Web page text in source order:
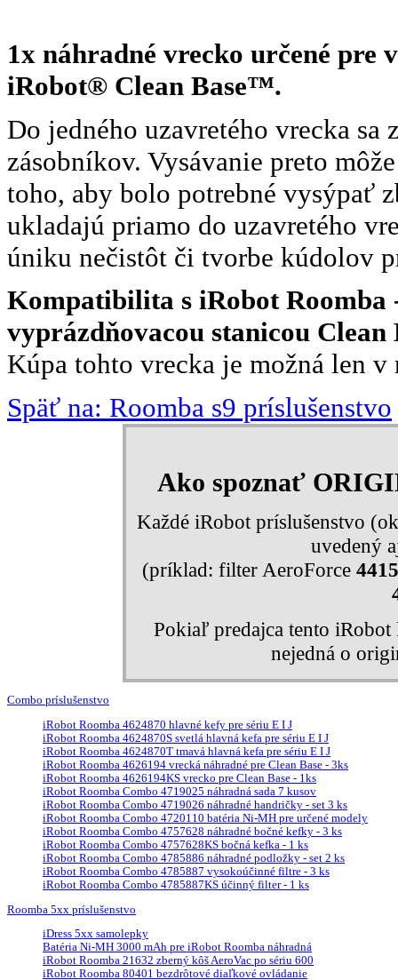
1x náhradné vrecko určené pre
iRobot® Clean Base™.
Do jedného uzavretého vrecka sa
zásobníkov. Vysávanie preto
toho, aby bolo potrebné vysýpať
ukladajú priamo do uzavretého
úniku nečistôt či tvorbe kúdolov
Kompatibilita s iRobot Roomba
vyprázdňovacou stanicou Clean
Kúpa tohto vrecka je možná len
Späť na: Roomba s9 príslušenstvo
Ako spoznať
Každé iRobot príslušenstvo
uvedený
(príklad: filter AeroForce
Pokiaľ predajca tento
nejedná o
Combo príslušenstvo
iRobot Roomba 4624870 hlavné kefy pre sériu E I J
iRobot Roomba 4624870S svetlá hlavná kefa pre sériu E I J
iRobot Roomba 4624870T tmavá hlavná kefa pre sériu E I J
iRobot Roomba 4626194 vrecká náhradné pre Clean Base - 3ks
iRobot Roomba 4626194KS vrecko pre Clean Base - 1ks
iRobot Roomba Combo 4719025 náhradná sada 7 kusov
iRobot Roomba Combo 4719026 náhradné handričky - set 3 ks
iRobot Roomba Combo 4720110 batéria Ni-MH pre určené modely
iRobot Roomba Combo 4757628 náhradné bočné kefky - 3 ks
iRobot Roomba Combo 4757628KS bočná kefka - 1 ks
iRobot Roomba Combo 4785886 náhradné podložky - set 2 ks
iRobot Roomba Combo 4785887 vysokoúčinné filtre - 3 ks
iRobot Roomba Combo 4785887KS účinný filter - 1 ks
Roomba 5xx príslušenstvo
iDress 5xx samolepky
Batéria Ni-MH 3000 mAh pre iRobot Roomba náhradná
iRobot Roomba 21632 zberný kôš AeroVac po sériu 600
iRobot Roomba 80401 bezdrôtové diaľkové ovládanie